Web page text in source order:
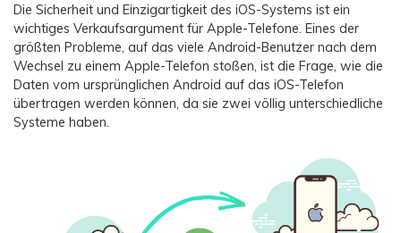
Die Sicherheit und Einzigartigkeit des iOS-Systems ist ein
wichtiges Verkaufsargument für Apple-Telefone. Eines der
größten Probleme, auf das viele Android-Benutzer nach dem
Wechsel zu einem Apple-Telefon stoßen, ist die Frage, wie die
Daten vom ursprünglichen Android auf das iOS-Telefon
übertragen werden können, da sie zwei völlig unterschiedliche
Systeme haben.